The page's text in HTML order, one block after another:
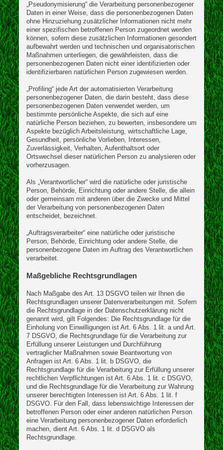
„Pseudonymisierung“ die Verarbeitung personenbezogener
Daten in einer Weise, dass die personenbezogenen Daten
ohne Hinzuziehung zusätzlicher Informationen nicht mehr
einer spezifischen betroffenen Person zugeordnet werden
können, sofern diese zusätzlichen Informationen gesondert
aufbewahrt werden und technischen und organisatorischen
Maßnahmen unterliegen, die gewährleisten, dass die
personenbezogenen Daten nicht einer identifizierten oder
identifizierbaren natürlichen Person zugewiesen werden.
„Profiling“ jede Art der automatisierten Verarbeitung
personenbezogener Daten, die darin besteht, dass diese
personenbezogenen Daten verwendet werden, um
bestimmte persönliche Aspekte, die sich auf eine
natürliche Person beziehen, zu bewerten, insbesondere um
Aspekte bezüglich Arbeitsleistung, wirtschaftliche Lage,
Gesundheit, persönliche Vorlieben, Interessen,
Zuverlässigkeit, Verhalten, Aufenthaltsort oder
Ortswechsel dieser natürlichen Person zu analysieren oder
vorherzusagen.
Als „Verantwortlicher“ wird die natürliche oder juristische
Person, Behörde, Einrichtung oder andere Stelle, die allein
oder gemeinsam mit anderen über die Zwecke und Mittel
der Verarbeitung von personenbezogenen Daten
entscheidet, bezeichnet.
„Auftragsverarbeiter“ eine natürliche oder juristische
Person, Behörde, Einrichtung oder andere Stelle, die
personenbezogene Daten im Auftrag des Verantwortlichen
verarbeitet.
Maßgebliche Rechtsgrundlagen
Nach Maßgabe des Art. 13 DSGVO teilen wir Ihnen die
Rechtsgrundlagen unserer Datenverarbeitungen mit. Sofern
die Rechtsgrundlage in der Datenschutzerklärung nicht
genannt wird, gilt Folgendes: Die Rechtsgrundlage für die
Einholung von Einwilligungen ist Art. 6 Abs. 1 lit. a und Art.
7 DSGVO, die Rechtsgrundlage für die Verarbeitung zur
Erfüllung unserer Leistungen und Durchführung
vertraglicher Maßnahmen sowie Beantwortung von
Anfragen ist Art. 6 Abs. 1 lit. b DSGVO, die
Rechtsgrundlage für die Verarbeitung zur Erfüllung unserer
rechtlichen Verpflichtungen ist Art. 6 Abs. 1 lit. c DSGVO,
und die Rechtsgrundlage für die Verarbeitung zur Wahrung
unserer berechtigten Interessen ist Art. 6 Abs. 1 lit. f
DSGVO. Für den Fall, dass lebenswichtige Interessen der
betroffenen Person oder einer anderen natürlichen Person
eine Verarbeitung personenbezogener Daten erforderlich
machen, dient Art. 6 Abs. 1 lit. d DSGVO als
Rechtsgrundlage.